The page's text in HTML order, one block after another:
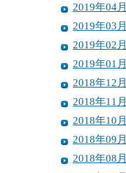
2019年04月
2019年03月
2019年02月
2019年01月
2018年12月
2018年11月
2018年10月
2018年09月
2018年08月